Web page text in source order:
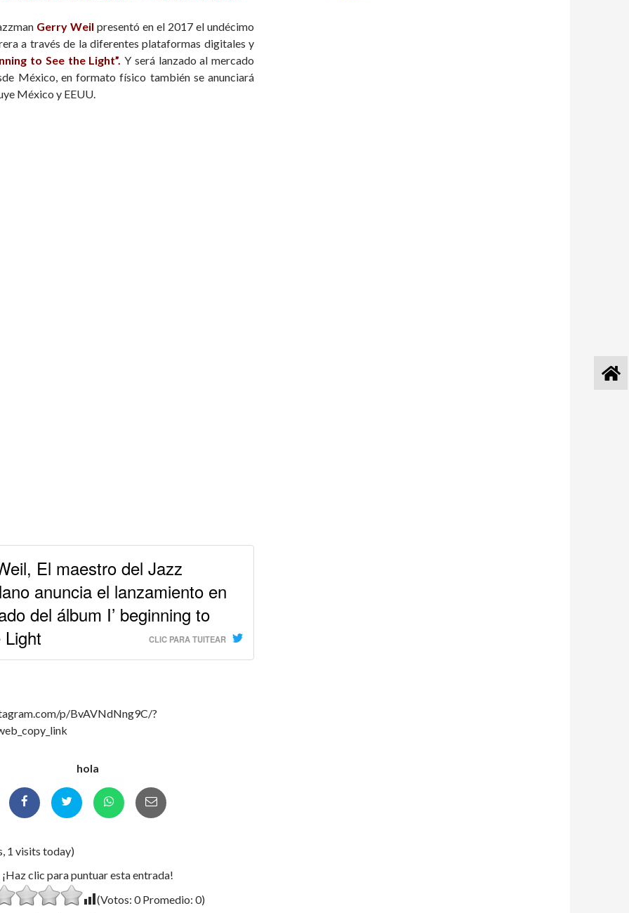
Gerry Weil presentó en el 2017 el undécimo
a través de la diferentes plataformas digitales y
to See the Light”. Y será lanzado al mercado
México, en formato físico también se anunciará
México y EEUU.
El maestro del Jazz
anuncia el lanzamiento en
del álbum I’ beginning to
CLIC PARA TUITEAR
p/BvAVNdNng9C/?
hola
1 visits today)
¡Haz clic para puntuar esta entrada!
(Votos: 0Promedio: 0)